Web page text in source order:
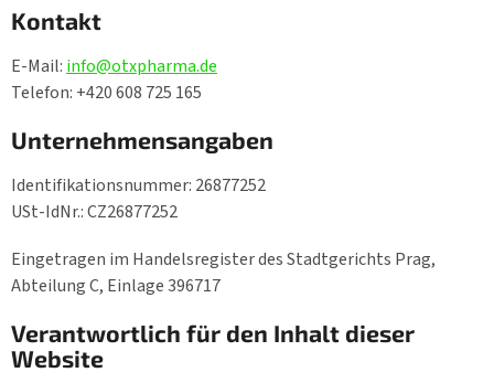
Kontakt
E-Mail: info@otxpharma.de
Telefon: +420 608 725 165
Unternehmensangaben
Identifikationsnummer: 26877252
USt-IdNr.: CZ26877252
Eingetragen im Handelsregister des Stadtgerichts Prag,
Abteilung C, Einlage 396717
Verantwortlich für den Inhalt dieser
Website